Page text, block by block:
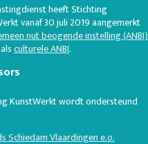
heeft Stichting
vanaf 30 juli 2019 aangemerkt
nut beogende instelling (ANBI)
culturele ANBI.
KunstWerkt wordt ondersteund
Schiedam Vlaardingen e.o.